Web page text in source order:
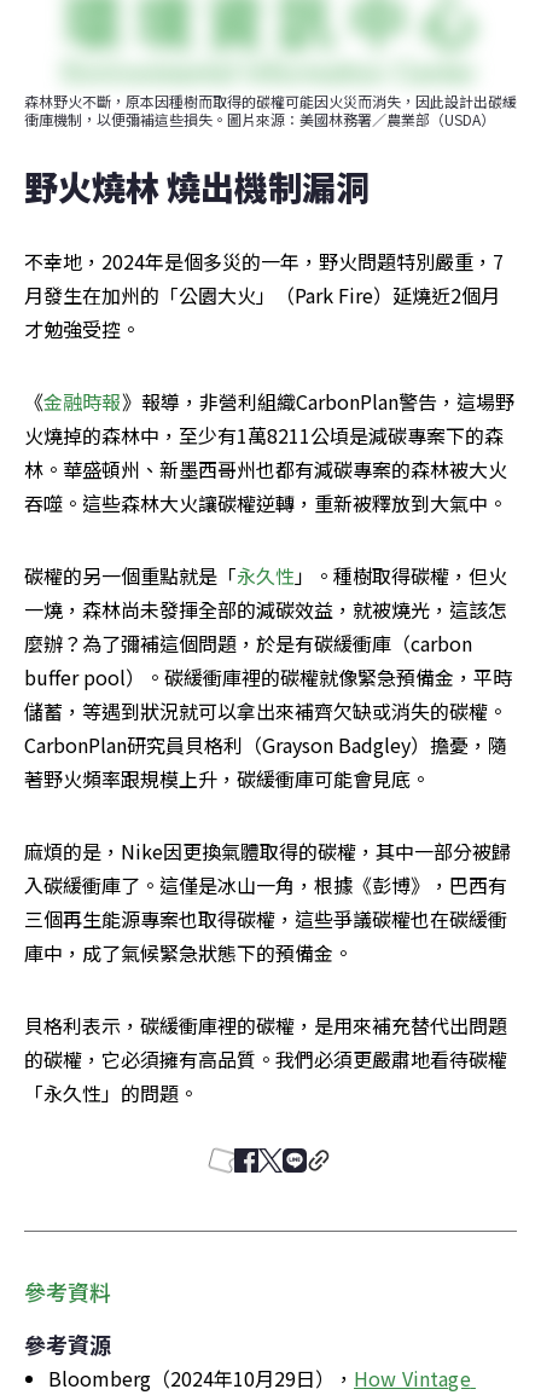
森林野火不斷，原本因種樹而取得的碳權可能因火災而消失，因此設計出碳緩
衝庫機制，以便彌補這些損失。圖片來源：美國林務署／農業部（USDA）
野火燒林 燒出機制漏洞
不幸地，2024年是個多災的一年，野火問題特別嚴重，7
月發生在加州的「公園大火」（Park Fire）延燒近2個月
才勉強受控。
《金融時報》報導，非營利組織CarbonPlan警告，這場野
火燒掉的森林中，至少有1萬8211公頃是減碳專案下的森
林。華盛頓州、新墨西哥州也都有減碳專案的森林被大火
吞噬。這些森林大火讓碳權逆轉，重新被釋放到大氣中。
碳權的另一個重點就是「永久性 」。種樹取得碳權，但火
一燒，森林尚未發揮全部的減碳效益，就被燒光，這該怎
麼辦？為了彌補這個問題，於是有碳緩衝庫（carbon
buffer pool）。碳緩衝庫裡的碳權就像緊急預備金，平時
儲蓄，等遇到狀況就可以拿出來補齊欠缺或消失的碳權。
CarbonPlan研究員貝格利（Grayson Badgley）擔憂，隨
著野火頻率跟規模上升，碳緩衝庫可能會見底。
麻煩的是，Nike因更換氣體取得的碳權，其中一部分被歸
入碳緩衝庫了。這僅是冰山一角，根據《彭博》，巴西有
三個再生能源專案也取得碳權，這些爭議碳權也在碳緩衝
庫中，成了氣候緊急狀態下的預備金。
貝格利表示，碳緩衝庫裡的碳權，是用來補充替代出問題
的碳權，它必須擁有高品質。我們必須更嚴肅地看待碳權
「永久性」的問題。
參考資料
參考資源
Bloomberg（2024年10月29日）， How Vintage